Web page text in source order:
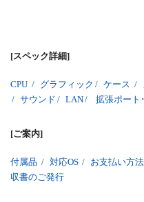
[スペック詳細]
CPU / グラフィック / ケース /
/ サウンド / LAN/ 拡張ポート
[ご案内]
付属品 / 対応OS / お支払い方法
収書のご発行